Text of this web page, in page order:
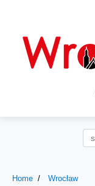
Home Wrocław